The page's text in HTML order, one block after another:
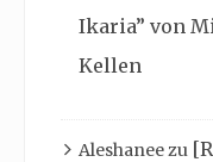
Ikaria” von
Kellen
Aleshaneezu